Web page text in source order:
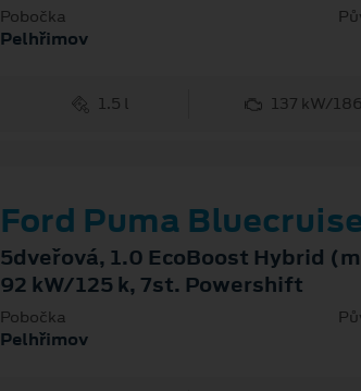
Pobočka
Pelhřimov
1.5 l 137 kW/
Ford Puma
5dveřová, 1.0 EcoBoost Hybrid
92 kW/125 k, 7st. Powershift
Pobočka
Pelhřimov